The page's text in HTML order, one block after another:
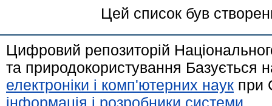
Цей список був
Цифровий репозиторій
та природокористування Базується
електроніки і комп'ютерних наук при
інформація і розробники системи.